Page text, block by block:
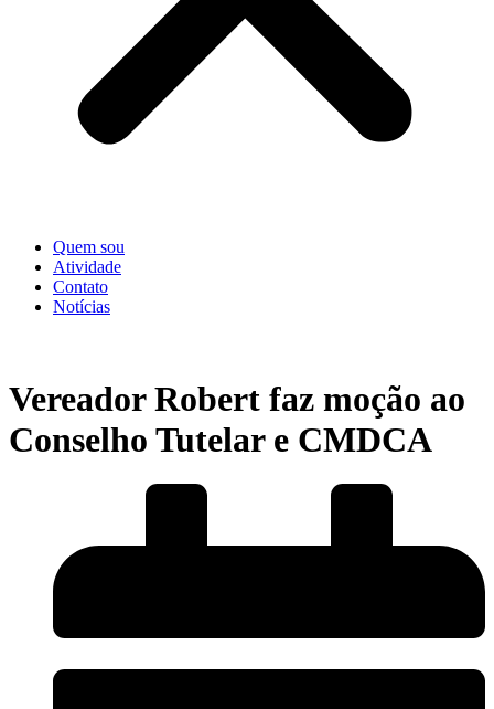
Quem sou
Atividade
Contato
Notícias
Vereador Robert faz moção ao
Conselho Tutelar e CMDCA